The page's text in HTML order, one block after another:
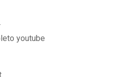
youtube